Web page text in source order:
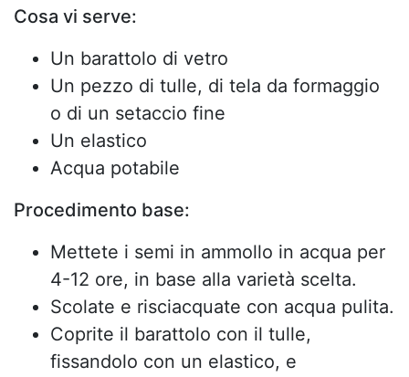
Cosa vi serve:
Un barattolo di vetro
Un pezzo di tulle, di tela da formaggio
o di un setaccio fine
Un elastico
Acqua potabile
Procedimento base:
Mettete i semi in ammollo in acqua per
4-12 ore, in base alla varietà scelta.
Scolate e risciacquate con acqua pulita.
Coprite il barattolo con il tulle,
fissandolo con un elastico, e